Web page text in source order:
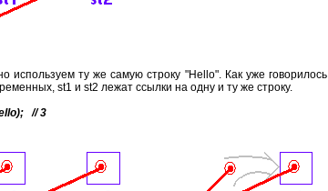
используем ту же самую строку "Hello". Как уже
st1 и st2 лежат ссылки на одну и ту же строку.
// 3